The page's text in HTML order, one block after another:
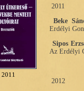
2011
2011
Beke
Erdélyi
Sipos
Az Erdélyi
2012